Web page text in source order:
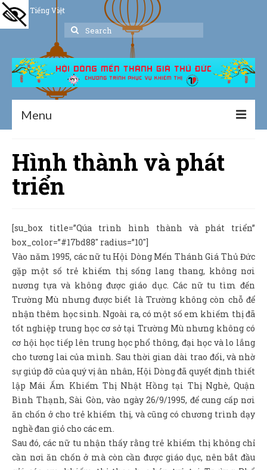
Tiếng Việt
Search
Menu
Giới thiệu
Hoạt động
Dịch vụ hỗ trợ
Sản Phẩm
Giúp đỡ
Liên hệ
Hình thành và phát
triển
[su_box title=”Qúa trình hình thành và phát triển”
box_color=”#17bd88″ radius=”10″]
Vào năm 1995, các nữ tu Hội Dòng Mến Thánh Giá Thủ Đức
gặp một số trẻ khiếm thị sống lang thang, không nơi
nương tựa và không được giáo dục. Các nữ tu tìm đến
Trường Mù nhưng được biết là Trường không còn chỗ để
nhận thêm học sinh. Ngoài ra, có một số em khiếm thị đã
tốt nghiệp trung học cơ sở tại Trường Mù nhưng không có
cơ hội học tiếp lên trung học phổ thông, đại học và lo lắng
cho tương lai của mình. Sau thời gian dài trao đổi, và nhờ
sự giúp đỡ của quý vị ân nhân, Hội Dòng đã quyết định thiết
lập Mái Ấm Khiếm Thị Nhật Hồng tại Thị Nghè, Quận
Bình Thạnh, Sài Gòn, vào ngày 26/9/1995, để cung cấp nơi
ăn chốn ở cho trẻ khiếm thị, và cũng có chương trình dạy
nghề đan giỏ cho các em.
Sau đó, các nữ tu nhận thấy rằng trẻ khiếm thị không chỉ
cần nơi ăn chốn ở mà còn cần được giáo dục, nên bắt đầu